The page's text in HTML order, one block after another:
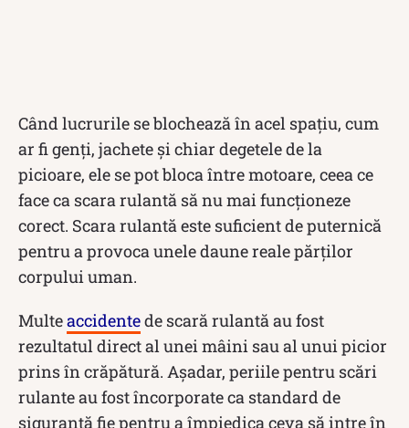
Când lucrurile se blochează în acel spațiu, cum
ar fi genți, jachete și chiar degetele de la
picioare, ele se pot bloca între motoare, ceea ce
face ca scara rulantă să nu mai funcționeze
corect. Scara rulantă este suficient de puternică
pentru a provoca unele daune reale părților
corpului uman.
Multeaccidentede scară rulantă au fost
rezultatul direct al unei mâini sau al unui picior
prins în crăpătură. Așadar, periile pentru scări
rulante au fost încorporate ca standard de
siguranță fie pentru a împiedica ceva să intre în